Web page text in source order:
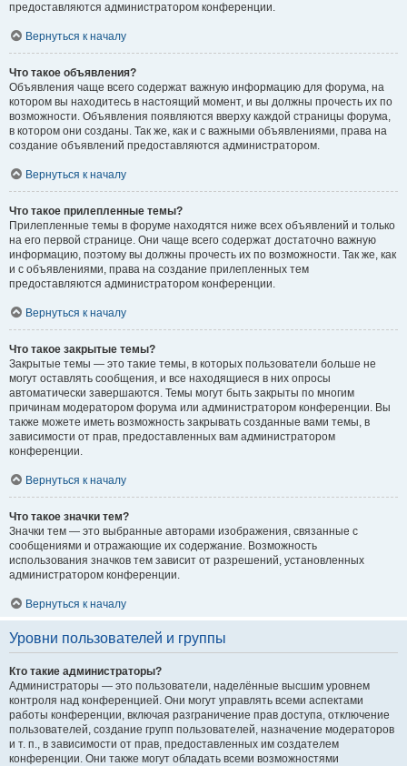
предоставляются администратором конференции.
Вернуться к началу
Что такое объявления?
Объявления чаще всего содержат важную информацию для форума, на
котором вы находитесь в настоящий момент, и вы должны прочесть их по
возможности. Объявления появляются вверху каждой страницы форума,
в котором они созданы. Так же, как и с важными объявлениями, права на
создание объявлений предоставляются администратором.
Вернуться к началу
Что такое прилепленные темы?
Прилепленные темы в форуме находятся ниже всех объявлений и только
на его первой странице. Они чаще всего содержат достаточно важную
информацию, поэтому вы должны прочесть их по возможности. Так же, как
и с объявлениями, права на создание прилепленных тем
предоставляются администратором конференции.
Вернуться к началу
Что такое закрытые темы?
Закрытые темы — это такие темы, в которых пользователи больше не
могут оставлять сообщения, и все находящиеся в них опросы
автоматически завершаются. Темы могут быть закрыты по многим
причинам модератором форума или администратором конференции. Вы
также можете иметь возможность закрывать созданные вами темы, в
зависимости от прав, предоставленных вам администратором
конференции.
Вернуться к началу
Что такое значки тем?
Значки тем — это выбранные авторами изображения, связанные с
сообщениями и отражающие их содержание. Возможность
использования значков тем зависит от разрешений, установленных
администратором конференции.
Вернуться к началу
Уровни пользователей и группы
Кто такие администраторы?
Администраторы — это пользователи, наделённые высшим уровнем
контроля над конференцией. Они могут управлять всеми аспектами
работы конференции, включая разграничение прав доступа, отключение
пользователей, создание групп пользователей, назначение модераторов
и т. п., в зависимости от прав, предоставленных им создателем
конференции. Они также могут обладать всеми возможностями